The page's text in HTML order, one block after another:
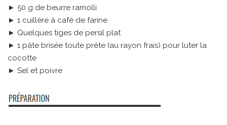
► 50 g de beurre ramolli
► 1 cuillère à café de farine
► Quelques tiges de persil plat
► 1 pâte brisée toute prête (au rayon frais) pour luter la
cocotte
► Sel et poivre